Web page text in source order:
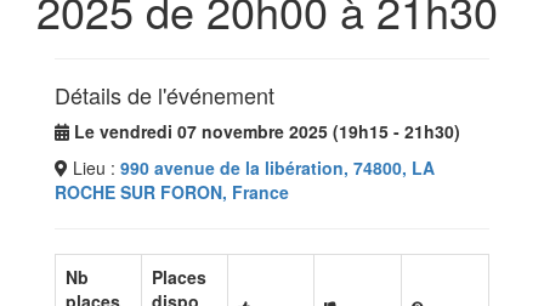
Détails de l'événement
Le vendredi 07 novembre 2025 (19h15 - 21h30)
Lieu : 990 avenue de la libération, 74800, LA
ROCHE SUR FORON, France
Nb
places
Places
dispo